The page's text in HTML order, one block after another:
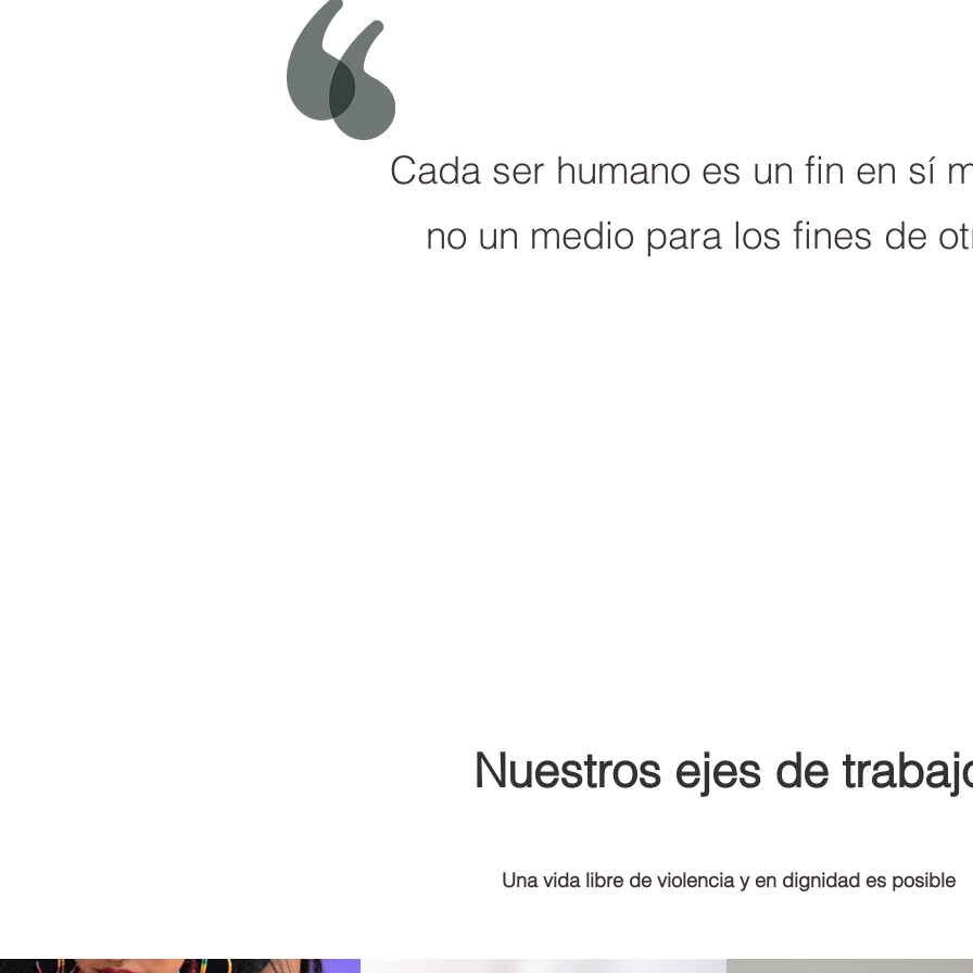
Cada ser humano es un fin en sí
no un medio para los fines de
Nuestros ejes de
Una vida libre de violencia y en dignidad es posible